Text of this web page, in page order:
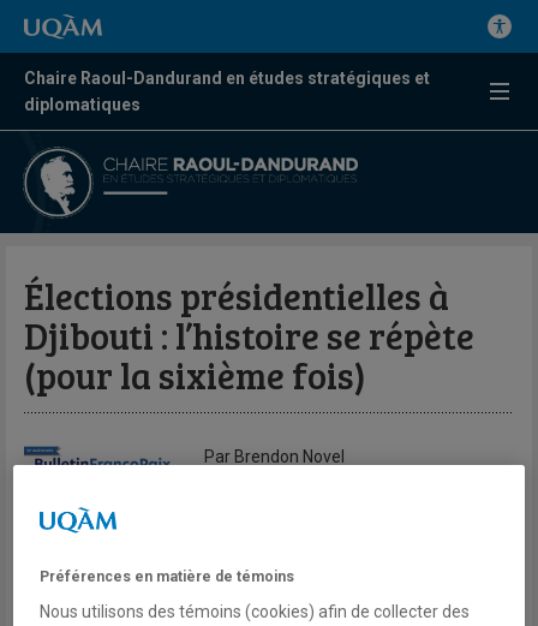
Chaire Raoul-Dandurand en études stratégiques et
diplomatiques
Élections présidentielles à
Djibouti : l’histoire se répète
(pour la sixième fois)
Par Brendon Novel
Préférences en matière de témoins
Nous utilisons des témoins (cookies) afin de collecter des